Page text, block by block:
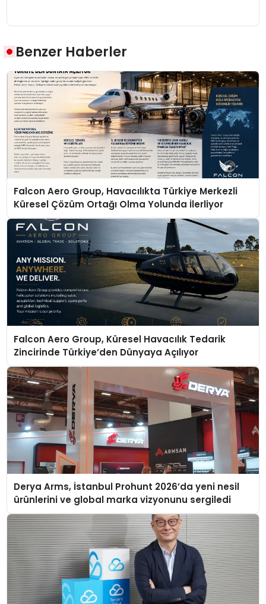
Benzer Haberler
Falcon Aero Group, Havacılıkta Türkiye Merkezli
Küresel Çözüm Ortağı Olma Yolunda İlerliyor
Falcon Aero Group, Küresel Havacılık Tedarik
Zincirinde Türkiye’den Dünyaya Açılıyor
Derya Arms, İstanbul Prohunt 2026’da yeni nesil
ürünlerini ve global marka vizyonunu sergiledi